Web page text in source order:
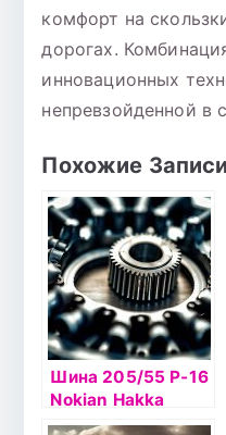
комфорт на
дорогах.
инновационных
непревзойденной в
Похожие
Шина 205/55 Р-16
Nokian Hakka
Green2 94H б/к